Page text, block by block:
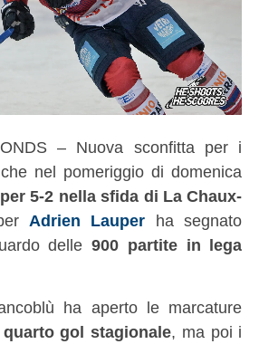
– Nuova sconfitta per i
nel pomeriggio di domenica
5-2 nella sfida di La Chaux-
Adrien Lauper ha segnato
delle900 partite in lega
ha aperto le marcature
gol stagionale, ma poi i